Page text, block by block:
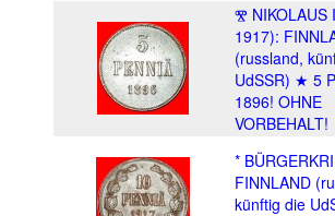
Ⰺ NIKOLAUS
1917):
(russland,
UdSSR) ★ 5
1896! OHNE
VORBEHALT!
*
FINNLAND
künftig die